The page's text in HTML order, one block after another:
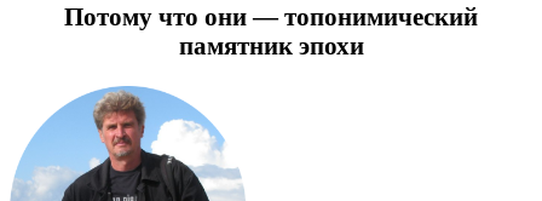
Потому что они — топонимический
памятник эпохи